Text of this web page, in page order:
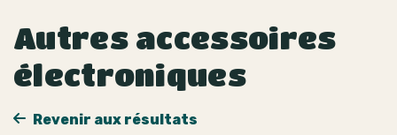
Autres accessoires
électroniques
Revenir aux résultats